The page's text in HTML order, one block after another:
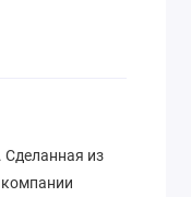
Сделанная из
компании